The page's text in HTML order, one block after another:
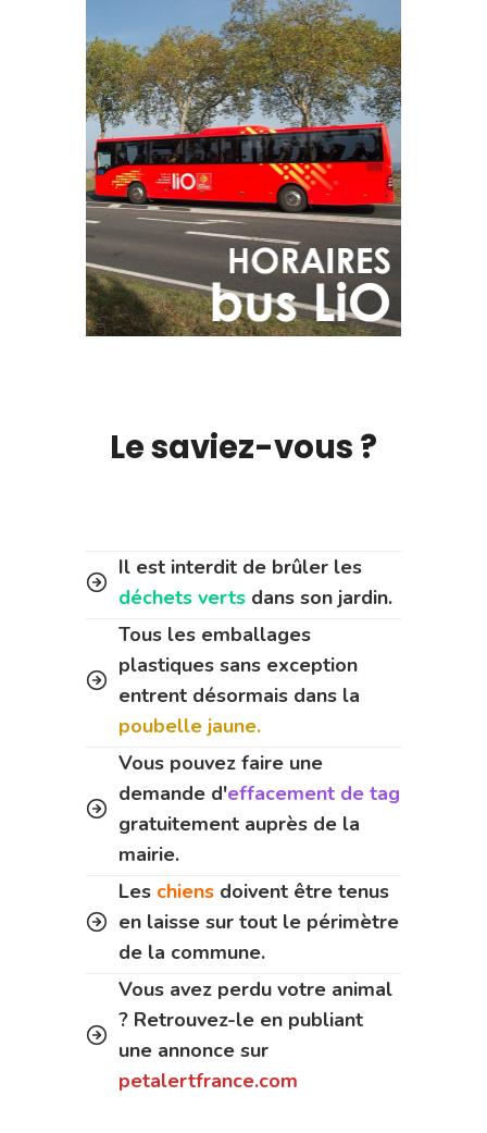
Le saviez-vous ?
Il est interdit de brûler les
déchets verts dans son jardin.
Tous les emballages
plastiques sans exception
entrent désormais dans la
poubelle jaune.
Vous pouvez faire une
demande d'effacement de tag
gratuitement auprès de la
mairie.
Les chiens doivent être tenus
en laisse sur tout le périmètre
de la commune.
Vous avez perdu votre animal
? Retrouvez-le en publiant
une annonce sur
petalertfrance.com